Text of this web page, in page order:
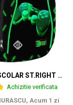
RUCSAC SCOLAR ST.RIGHT 4 COMPARTIMENTE BP-04 GREEN LEVEL 301339
Achizitie verificata
Acum 1 zi